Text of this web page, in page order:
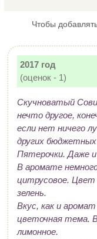
Чтобы
2017 год
(оценок - 1)
Скучноватый
нечто другое,
если нет ничего
других бюджетных
Пятерочки. Даже
В аромате
цитрусовое. Цвет
зелень.
Вкус, как и
цветочная тема.
лимонное.